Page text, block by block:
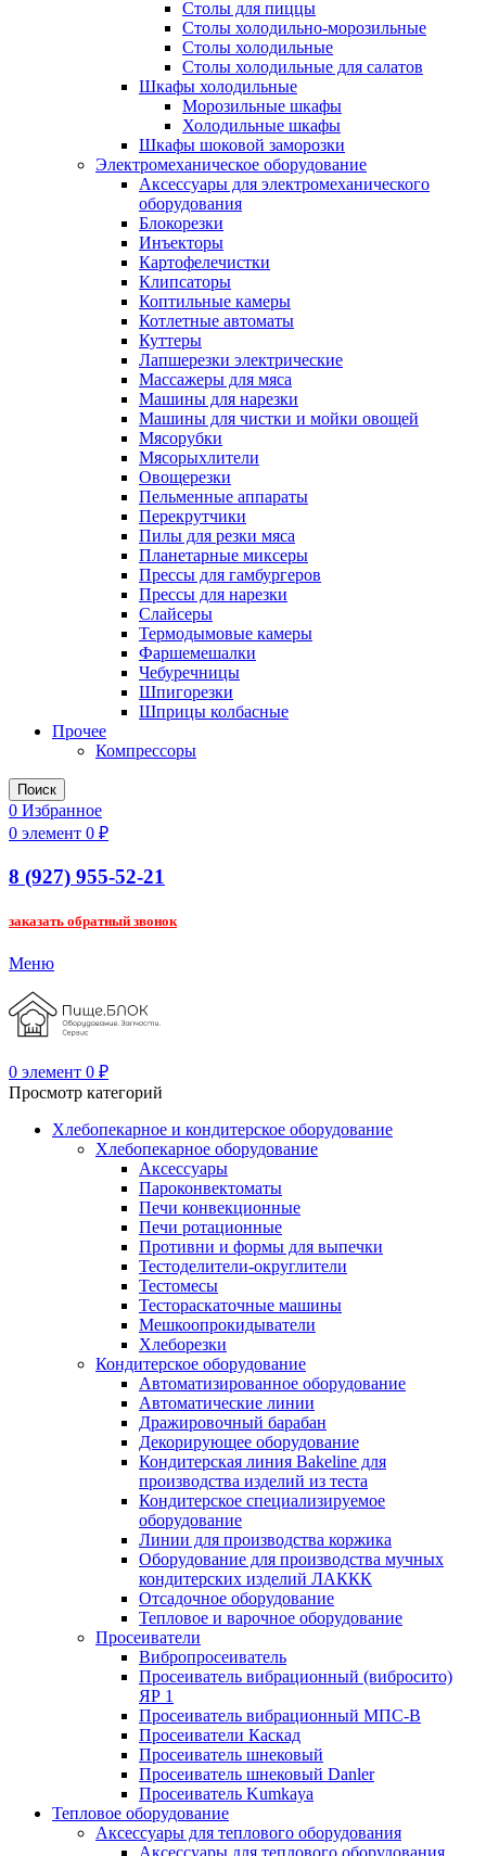
Столы для пиццы
Столы холодильно-морозильные
Столы холодильные
Столы холодильные для салатов
Шкафы холодильные
Mорозильные шкафы
Холодильные шкафы
Шкафы шоковой заморозки
Электромеханическое оборудование
Аксессуары для электромеханического
оборудования
Блокорезки
Инъекторы
Картофелечистки
Клипсаторы
Коптильные камеры
Котлетные автоматы
Куттеры
Лапшерезки электрические
Массажеры для мяса
Машины для нарезки
Машины для чистки и мойки овощей
Мясорубки
Мясорыхлители
Овощерезки
Пельменные аппараты
Перекрутчики
Пилы для резки мяса
Планетарные миксеры
Прессы для гамбургеров
Прессы для нарезки
Слайсеры
Термодымовые камеры
Фаршемешалки
Чебуречницы
Шпигорезки
Шприцы колбасные
Прочее
Компрессоры
Поиск
0 Избранное
0 элемент 0 ₽
8 (927) 955-52-21
заказать обратный звонок
Меню
0 элемент 0 ₽
Просмотр категорий
Хлебопекарное и кондитерское оборудование
Хлебопекарное оборудование
Аксессуары
Пароконвектоматы
Печи конвекционные
Печи ротационные
Противни и формы для выпечки
Тестоделители-округлители
Тестомесы
Тестораскаточные машины
Мешкоопрокидыватели
Хлеборезки
Кондитерское оборудование
Автоматизированное оборудование
Автоматические линии
Дражировочный барабан
Декорирующее оборудование
Кондитерская линия Bakeline для
производства изделий из теста
Кондитерское специализируемое
оборудование
Линии для производства коржика
Оборудование для производства мучных
кондитерских изделий ЛАККК
Отсадочное оборудование
Тепловое и варочное оборудование
Просеиватели
Вибропросеиватель
Просеиватель вибрационный (вибросито)
ЯР 1
Просеиватель вибрационный МПС-В
Просеиватели Каскад
Просеиватель шнековый
Просеиватель шнековый Danler
Просеиватель Kumkaya
Тепловое оборудование
Аксессуары для теплового оборудования
Аксессуары для теплового оборудования